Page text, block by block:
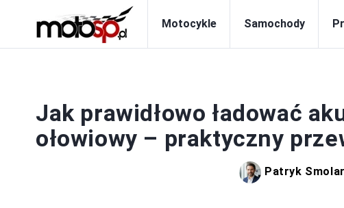
Motocykle Samochody
Jak prawidłowo ładować
ołowiowy – praktyczny
Patryk